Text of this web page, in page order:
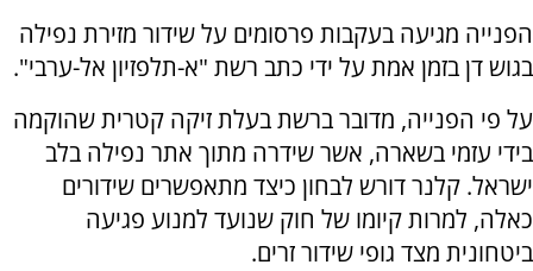
הפנייה מגיעה בעקבות פרסומים על שידור מזירת נפילה
בגוש דן בזמן אמת על ידי כתב רשת "א-תלפזיון אל-ערבי".
על פי הפנייה, מדובר ברשת בעלת זיקה קטרית שהוקמה
בידי עזמי בשארה, אשר שידרה מתוך אתר נפילה בלב
ישראל. קלנר דורש לבחון כיצד מתאפשרים שידורים
כאלה, למרות קיומו של חוק שנועד למנוע פגיעה
ביטחונית מצד גופי שידור זרים.